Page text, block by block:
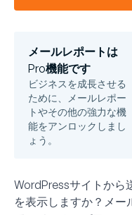
メールレポートは
Pro機能です
ビジネスを成長させる
ために、メールレポー
トやその他の強力な機
能をアンロックしまし
ょう。
WordPressサイトから
を表示しますか？メー